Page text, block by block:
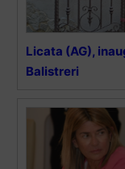
Licata (AG),
Balistreri